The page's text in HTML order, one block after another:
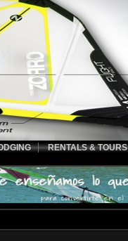
RENTALS & TOURS